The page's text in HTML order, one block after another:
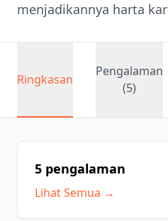
menjadikannya harta
Ringkasan
Pengalaman
(5)
5 pengalaman
Lihat Semua →